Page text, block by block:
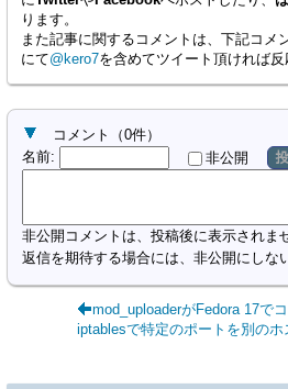
ります。
また記事に関するコメントは、下記コメ
にて@kero7を含めてツイート頂ければ反
コメント （0件）
名前: 非公開
非公開コメントは、投稿後に表示されま
返信を期待する場合には、非公開にしな
mod_uploaderがFedora 17で
iptablesで特定のポートを別の